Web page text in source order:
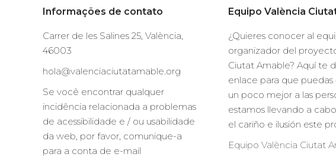
Informações de contato
Carrer de les Salines 25, València,
46003
hola@valenciaciutatamable.org
Se você encontrar qualquer
incidência relacionada a problemas
de acessibilidade e / ou usabilidade
da web, por favor, comunique-a
para a conta de e-mail
Equipo València
¿Quieres conocer al
organizador del
Ciutat Amable? Aquí te
enlace para que
un poco mejor a las
estamos llevando a
el cariño e ilusión este
Equipo València Ciutat